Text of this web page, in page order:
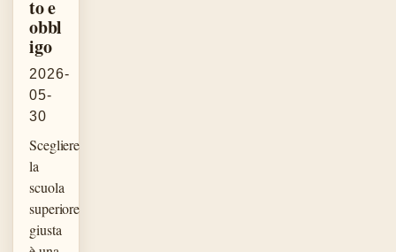
to e
obbl
igo
2026-
05-
30
Scegliere
la
scuola
superiore
giusta